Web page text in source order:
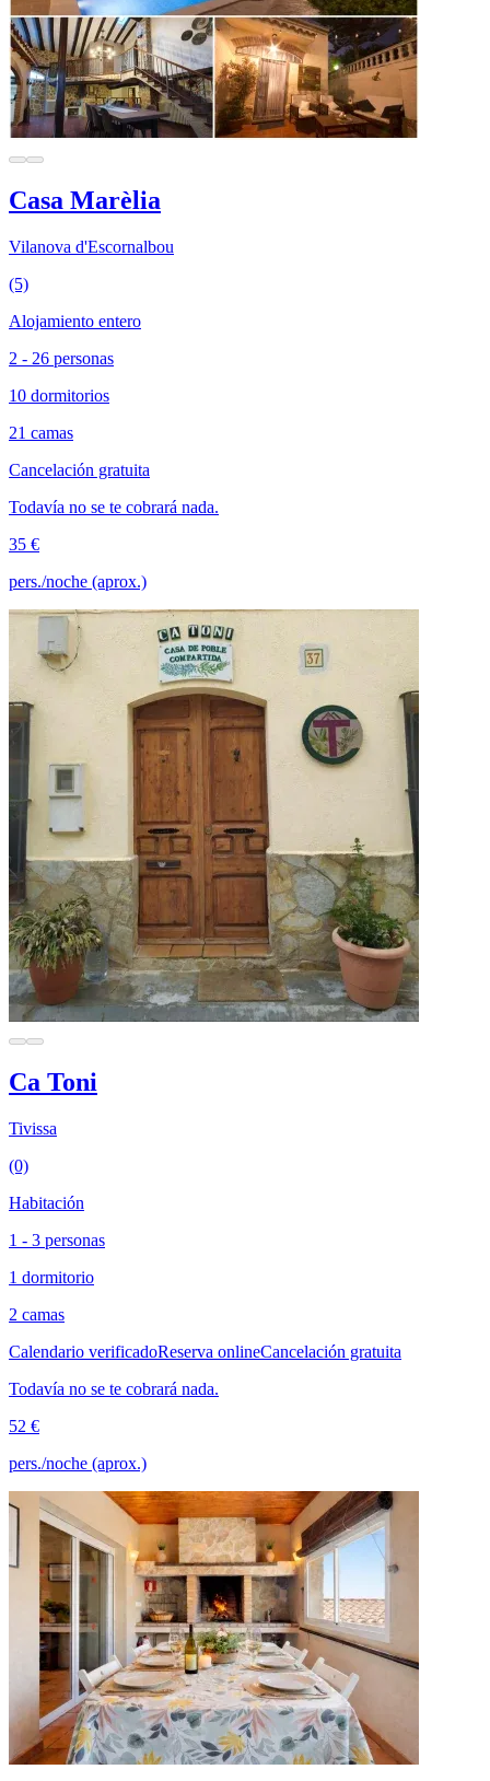
Casa Marèlia
Vilanova d'Escornalbou
(5)
Alojamiento entero
2 - 26 personas
10 dormitorios
21 camas
Cancelación gratuita
Todavía no se te cobrará nada.
35 €
pers./noche (aprox.)
Ca Toni
Tivissa
(0)
Habitación
1 - 3 personas
1 dormitorio
2 camas
Calendario verificadoReserva onlineCancelación gratuita
Todavía no se te cobrará nada.
52 €
pers./noche (aprox.)